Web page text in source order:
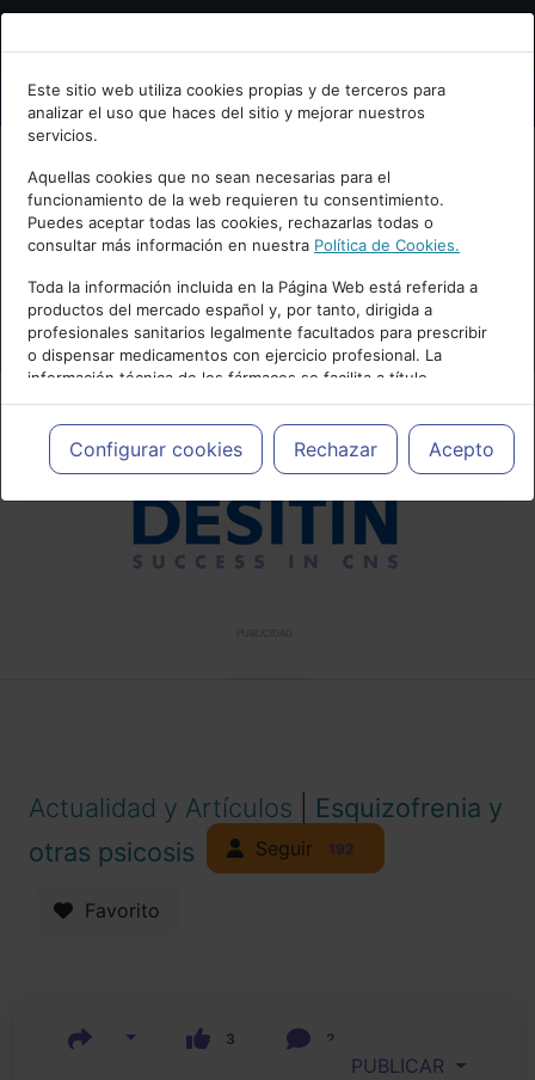
Bienvenid@ a psiquiatria.com
Escribe tu Email
Accede o regístrate con tu email.
Cancelar
Este sitio web utiliza cookies propias y de terceros para
analizar el uso que haces del sitio y mejorar nuestros
servicios.
Aquellas cookies que no sean necesarias para el
funcionamiento de la web requieren tu consentimiento.
Puedes aceptar todas las cookies, rechazarlas todas o
consultar más información en nuestra Política de Cookies.
Toda la información incluida en la Página Web está referida a
productos del mercado español y, por tanto, dirigida a
profesionales sanitarios legalmente facultados para prescribir
o dispensar medicamentos con ejercicio profesional. La
información técnica de los fármacos se facilita a título
meramente informativo, siendo responsabilidad de los
profesionales facultados prescribir medicamentos y decidir, en
cada caso concreto, el tratamiento más adecuado a las
necesidades del paciente.
Configurar cookies Rechazar Acepto
Actualidad y Artículos
Esquizofrenia y
otras psicosis
Seguir 192
Favorito
3 2
PUBLICAR